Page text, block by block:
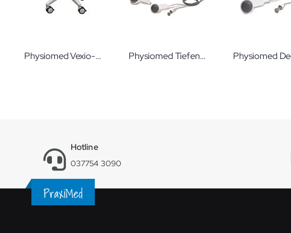
Physiomed Vexio-Cart Gerätewagen für Expert 3rd Edition Physiomed Tiefenoszillationsgerät Deep Oscillation Evident in verschiedenen Ausführungen
Hotline
037754 3090